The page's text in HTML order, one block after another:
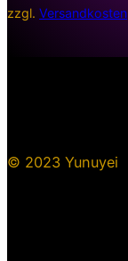
zzgl. Versandkosten
© 2023 Yunuyei